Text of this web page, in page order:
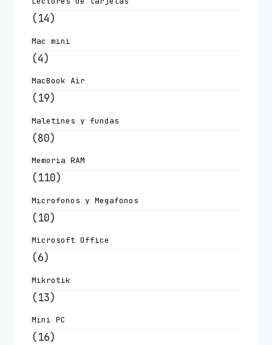
(14)
Mac mini
(4)
MacBook Air
(19)
Maletines y fundas
(80)
Memoria RAM
(110)
Microfonos y Megafonos
(10)
Microsoft Office
(6)
Mikrotik
(13)
Mini PC
(16)